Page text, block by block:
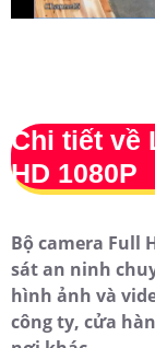
Chi tiết về
HD 1080P
Bộ camera Full
sát an ninh
hình ảnh và
công ty, cửa